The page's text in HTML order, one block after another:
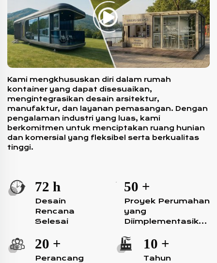
Kami mengkhususkan diri dalam rumah
kontainer yang dapat disesuaikan,
mengintegrasikan desain arsitektur,
manufaktur, dan layanan pemasangan. Dengan
pengalaman industri yang luas, kami
berkomitmen untuk menciptakan ruang hunian
dan komersial yang fleksibel serta berkualitas
tinggi.
72 h
Desain
Rencana
Selesai
50 +
Proyek Perumahan
yang
Diimplementasikan
20 +
Perancang
10 +
Tahun